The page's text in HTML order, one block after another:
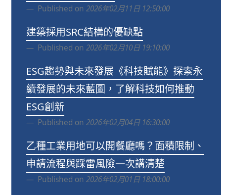
Published on 2026年02月11日 12:50:00
建築採用SRC結構的優缺點
Published on 2026年02月10日 19:10:00
ESG趨勢與未來發展《科技賦能》探索永
續發展的未來藍圖，了解科技如何推動
ESG創新
Published on 2026年02月04日 16:30:00
乙種工業用地可以開餐廳嗎？面積限制、
申請流程與踩雷風險一次講清楚
Published on 2026年02月01日 18:00:00